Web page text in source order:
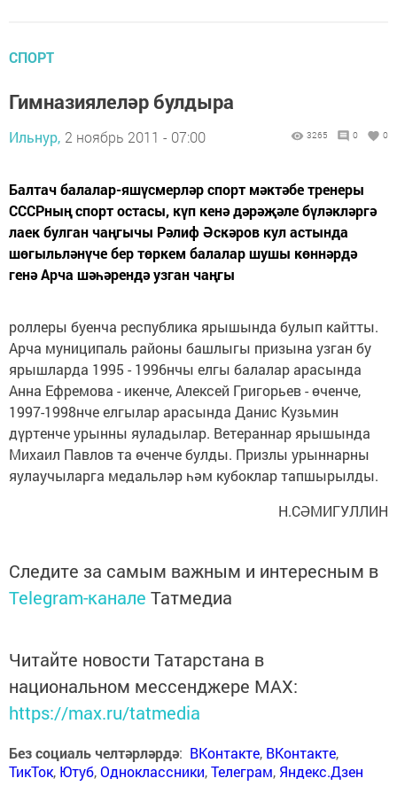
СПОРТ
Гимназиялеләр булдыра
Ильнур, 2 ноябрь 2011 - 07:00 3265 0 0
Балтач балалар-яшүсмерләр спорт мәктәбе тренеры
СССРның спорт остасы, күп кенә дәрәҗәле бүләкләргә
лаек булган чаңгычы Рәлиф Әскәров кул астында
шөгыльләнүче бер төркем балалар шушы көннәрдә
генә Арча шәһәрендә узган чаңгы
роллеры буенча республика ярышында булып кайтты.
Арча муниципаль районы башлыгы призына узган бу
ярышларда 1995 - 1996нчы елгы балалар арасында
Анна Ефремова - икенче, Алексей Григорьев - өченче,
1997-1998нче елгылар арасында Данис Кузьмин
дүртенче урынны яуладылар. Ветераннар ярышында
Михаил Павлов та өченче булды. Призлы урыннарны
яулаучыларга медальләр һәм кубоклар тапшырылды.
Н.СӘМИГУЛЛИН
Следите за самым важным и интересным в
Telegram-канале Татмедиа
Читайте новости Татарстана в
национальном мессенджере MАХ:
https://max.ru/tatmedia
Без социаль челтәрләрдә: ВКонтакте, ВКонтакте,
ТикТок, Ютуб,Одноклассники,Телеграм, Яндекс.Дзен